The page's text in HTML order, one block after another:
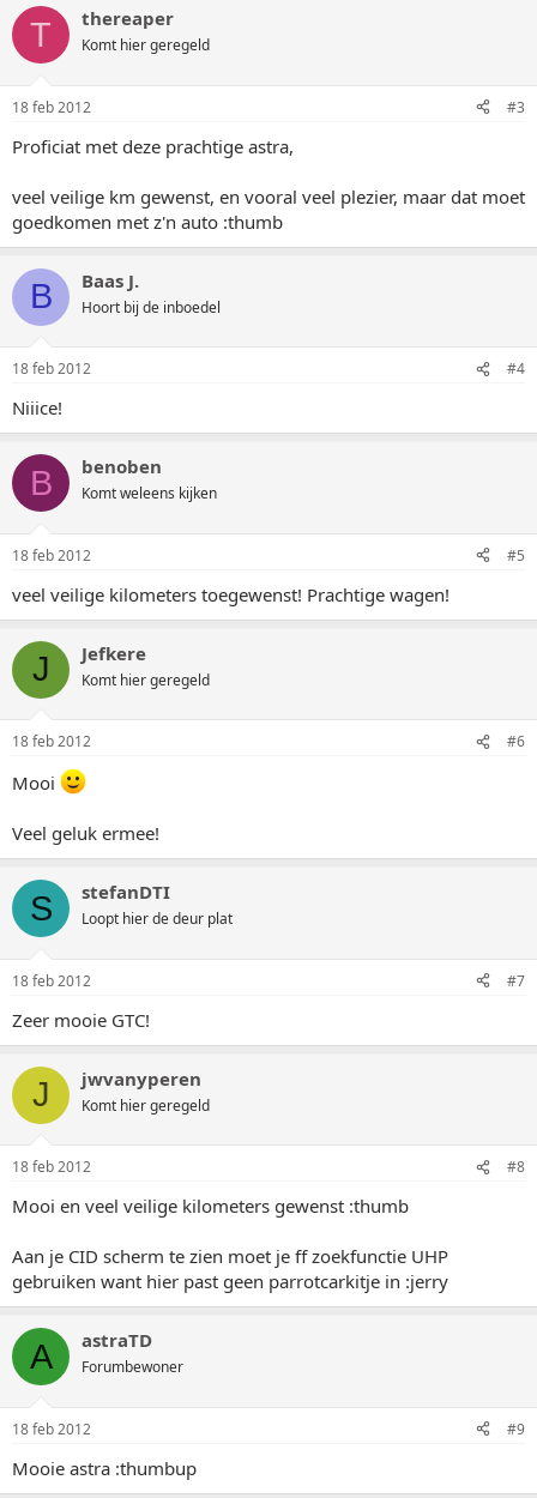
T thereaper
Komt hier geregeld
18 feb 2012 #3
Proficiat met deze prachtige astra,
veel veilige km gewenst, en vooral veel plezier, maar dat moet
goedkomen met z'n auto :thumb
B Baas J.
Hoort bij de inboedel
18 feb 2012 #4
Niiice!
B benoben
Komt weleens kijken
18 feb 2012 #5
veel veilige kilometers toegewenst! Prachtige wagen!
J Jefkere
Komt hier geregeld
18 feb 2012 #6
Mooi
Veel geluk ermee!
S stefanDTI
Loopt hier de deur plat
18 feb 2012 #7
Zeer mooie GTC!
J jwvanyperen
Komt hier geregeld
18 feb 2012 #8
Mooi en veel veilige kilometers gewenst :thumb
Aan je CID scherm te zien moet je ff zoekfunctie UHP
gebruiken want hier past geen parrotcarkitje in :jerry
A astraTD
Forumbewoner
18 feb 2012 #9
Mooie astra :thumbup